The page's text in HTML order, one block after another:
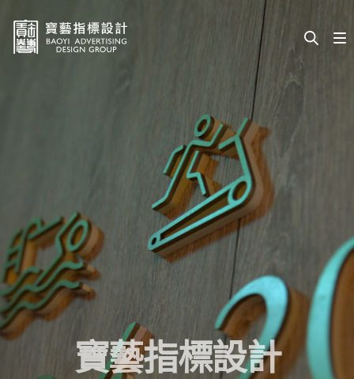
寶藝指標設計